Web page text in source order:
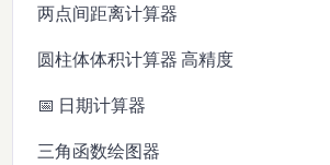
两点间距离计算器
圆柱体体积计算器 高精度
📅 日期计算器
三角函数绘图器